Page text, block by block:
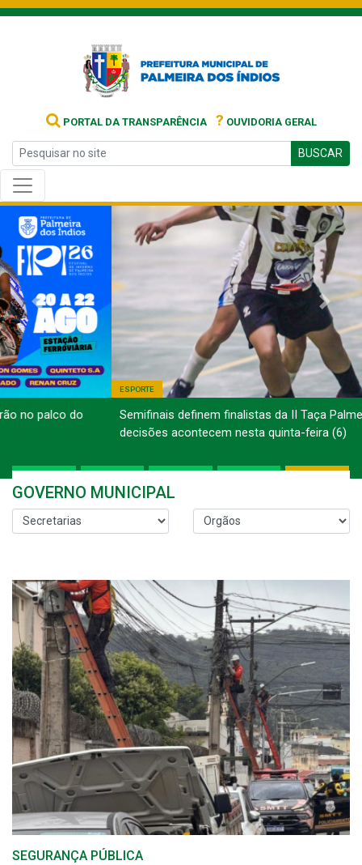
PORTAL DA TRANSPARÊNCIA ? OUVIDORIA GERAL
BUSCAR
ESPORTE
Semifinais definem finalistas da II Taça Palmeira de Futsal;
decisões acontecem nesta quinta-feira (6)
Previous Next
GOVERNO MUNICIPAL
SEGURANÇA PÚBLICA